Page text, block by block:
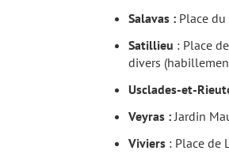
Salavas : Place
Satillieu : Place
divers
Usclades-et-
Veyras : Jardin
Viviers : Place de